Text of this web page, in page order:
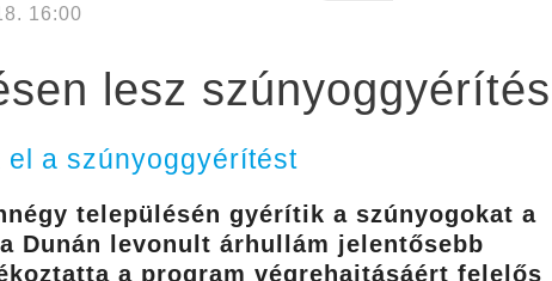
16:00
lesz szúnyoggyérítés
el a szúnyoggyérítést
településén gyérítik a szúnyogokat a
Dunán levonult árhullám jelentősebb
a program végrehajtásáért felelős